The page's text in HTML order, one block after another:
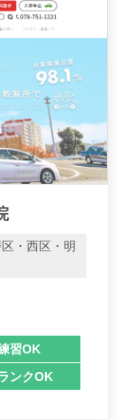
・西区・明
習OK
ンクOK